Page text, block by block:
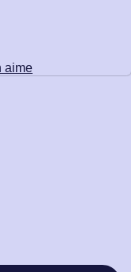
aime